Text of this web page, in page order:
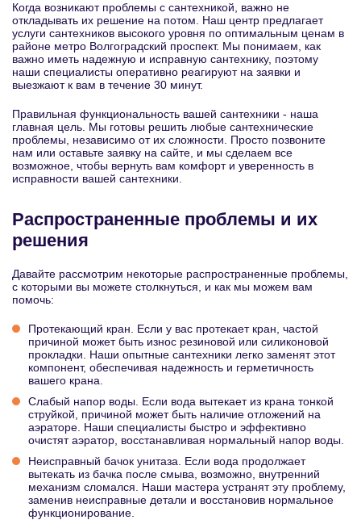
Когда возникают проблемы с сантехникой, важно не
откладывать их решение на потом. Наш центр предлагает
услуги сантехников высокого уровня по оптимальным ценам в
районе метро Волгоградский проспект. Мы понимаем, как
важно иметь надежную и исправную сантехнику, поэтому
наши специалисты оперативно реагируют на заявки и
выезжают к вам в течение 30 минут.
Правильная функциональность вашей сантехники - наша
главная цель. Мы готовы решить любые сантехнические
проблемы, независимо от их сложности. Просто позвоните
нам или оставьте заявку на сайте, и мы сделаем все
возможное, чтобы вернуть вам комфорт и уверенность в
исправности вашей сантехники.
Распространенные проблемы и их
решения
Давайте рассмотрим некоторые распространенные проблемы,
с которыми вы можете столкнуться, и как мы можем вам
помочь:
Протекающий кран. Если у вас протекает кран, частой
причиной может быть износ резиновой или силиконовой
прокладки. Наши опытные сантехники легко заменят этот
компонент, обеспечивая надежность и герметичность
вашего крана.
Слабый напор воды. Если вода вытекает из крана тонкой
струйкой, причиной может быть наличие отложений на
аэраторе. Наши специалисты быстро и эффективно
очистят аэратор, восстанавливая нормальный напор воды.
Неисправный бачок унитаза. Если вода продолжает
вытекать из бачка после смыва, возможно, внутренний
механизм сломался. Наши мастера устранят эту проблему,
заменив неисправные детали и восстановив нормальное
функционирование.